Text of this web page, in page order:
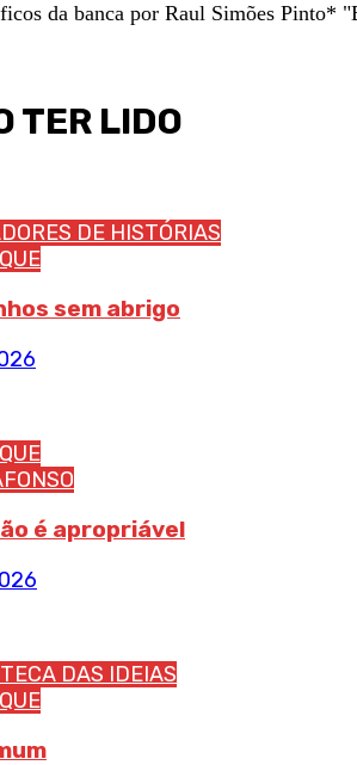
da banca por Raul Simões Pinto*
TER LIDO
DE HISTÓRIAS
sem abrigo
é apropriável
DAS IDEIAS